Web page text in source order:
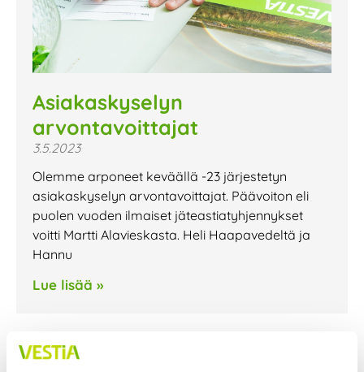
Asiakaskyselyn
arvontavoittajat
3.5.2023
Olemme arponeet keväällä -23 järjestetyn
asiakaskyselyn arvontavoittajat. Päävoiton eli
puolen vuoden ilmaiset jäteastiatyhjennykset
voitti Martti Alavieskasta. Heli Haapavedeltä ja
Hannu
Lue lisää »